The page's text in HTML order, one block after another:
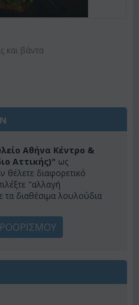
και βάντα
Αθήνα Κέντρο &
Αττικής)" ως
θέλετε διαφορετικό
"αλλαγή
τα διαθέσιμα λουλούδια